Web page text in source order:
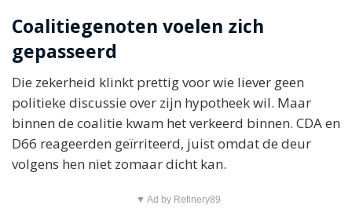
Coalitiegenoten voelen zich
gepasseerd
Die zekerheid klinkt prettig voor wie liever geen
politieke discussie over zijn hypotheek wil. Maar
binnen de coalitie kwam het verkeerd binnen. CDA en
D66 reageerden geïrriteerd, juist omdat de deur
volgens hen niet zomaar dicht kan.
▼ Ad by Refinery89